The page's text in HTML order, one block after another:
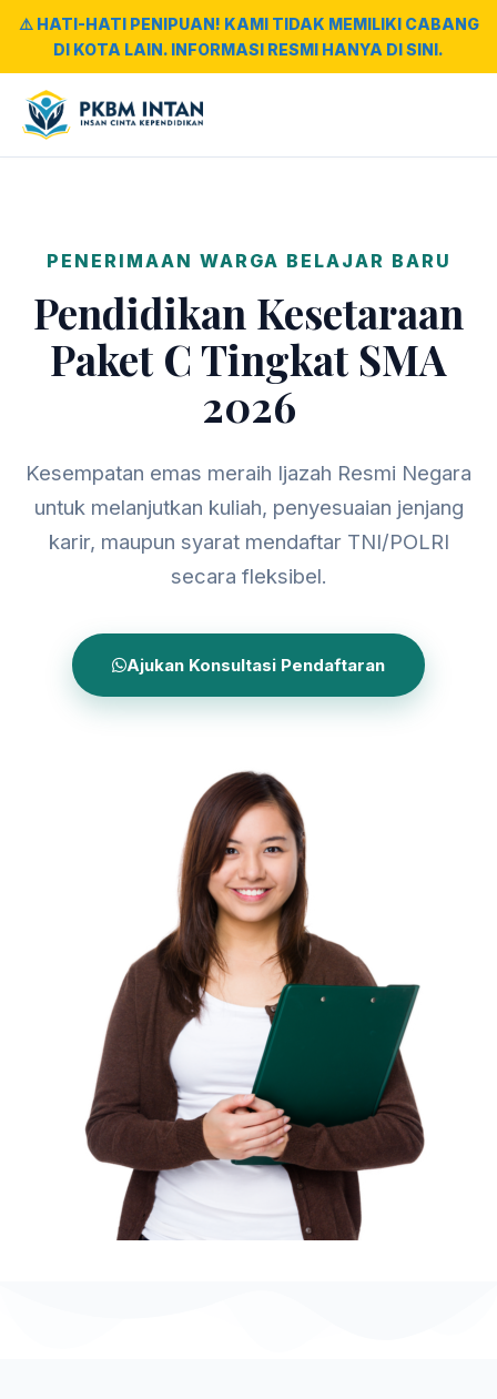
⚠️ HATI-HATI PENIPUAN! KAMI TIDAK MEMILIKI CABANG
DI KOTA LAIN. INFORMASI RESMI HANYA DI SINI.
PENERIMAAN WARGA BELAJAR BARU
Pendidikan Kesetaraan
Paket C Tingkat SMA
2026
Kesempatan emas meraih Ijazah Resmi Negara
untuk melanjutkan kuliah, penyesuaian jenjang
karir, maupun syarat mendaftar TNI/POLRI
secara fleksibel.
Ajukan Konsultasi Pendaftaran